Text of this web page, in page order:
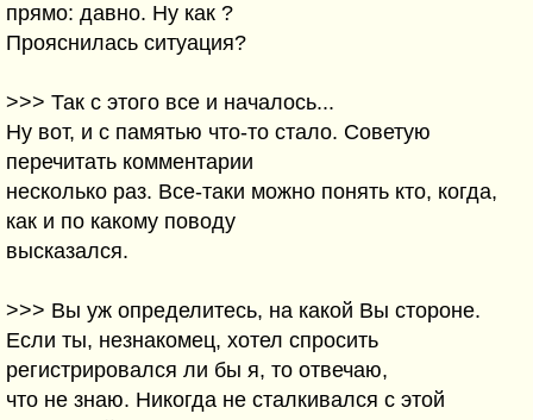
прямо: давно. Ну как ?
Прояснилась ситуация?
>>> Так с этого все и началось...
Ну вот, и с памятью что-то стало. Советую
перечитать комментарии
несколько раз. Все-таки можно понять кто, когда,
как и по какому поводу
высказался.
>>> Вы уж определитесь, на какой Вы стороне.
Если ты, незнакомец, хотел спросить
регистрировался ли бы я, то отвечаю,
что не знаю. Никогда не сталкивался с этой